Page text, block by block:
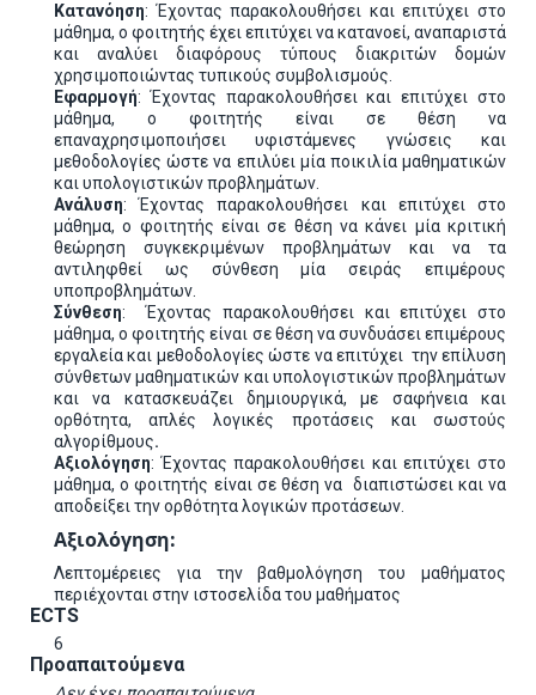
Κατανόηση: Έχοντας παρακολουθήσει και επιτύχει στο
μάθημα, ο φοιτητής έχει επιτύχει να κατανοεί, αναπαριστά
και αναλύει διαφόρους τύπους διακριτών δομών
χρησιμοποιώντας τυπικούς συμβολισμούς.
Εφαρμογή: Έχοντας παρακολουθήσει και επιτύχει στο
μάθημα, ο φοιτητής είναι σε θέση να
επαναχρησιμοποιήσει υφιστάμενες γνώσεις και
μεθοδολογίες ώστε να επιλύει μία ποικιλία μαθηματικών
και υπολογιστικών προβλημάτων.
Ανάλυση: Έχοντας παρακολουθήσει και επιτύχει στο
μάθημα, ο φοιτητής είναι σε θέση να κάνει μία κριτική
θεώρηση συγκεκριμένων προβλημάτων και να τα
αντιληφθεί ως σύνθεση μία σειράς επιμέρους
υποπροβλημάτων.
Σύνθεση: Έχοντας παρακολουθήσει και επιτύχει στο
μάθημα, ο φοιτητής είναι σε θέση να συνδυάσει επιμέρους
εργαλεία και μεθοδολογίες ώστε να επιτύχει την επίλυση
σύνθετων μαθηματικών και υπολογιστικών προβλημάτων
και να κατασκευάζει δημιουργικά, με σαφήνεια και
ορθότητα, απλές λογικές προτάσεις και σωστούς
αλγορίθμους.
Αξιολόγηση: Έχοντας παρακολουθήσει και επιτύχει στο
μάθημα, ο φοιτητής είναι σε θέση να διαπιστώσει και να
αποδείξει την ορθότητα λογικών προτάσεων.
Αξιολόγηση:
Λεπτομέρειες για την βαθμολόγηση του μαθήματος
περιέχονται στην ιστοσελίδα του μαθήματος
ECTS
6
Προαπαιτούμενα